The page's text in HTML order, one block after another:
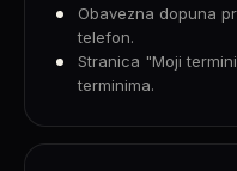
Obavezna dopuna
telefon.
Stranica "Moji
terminima.